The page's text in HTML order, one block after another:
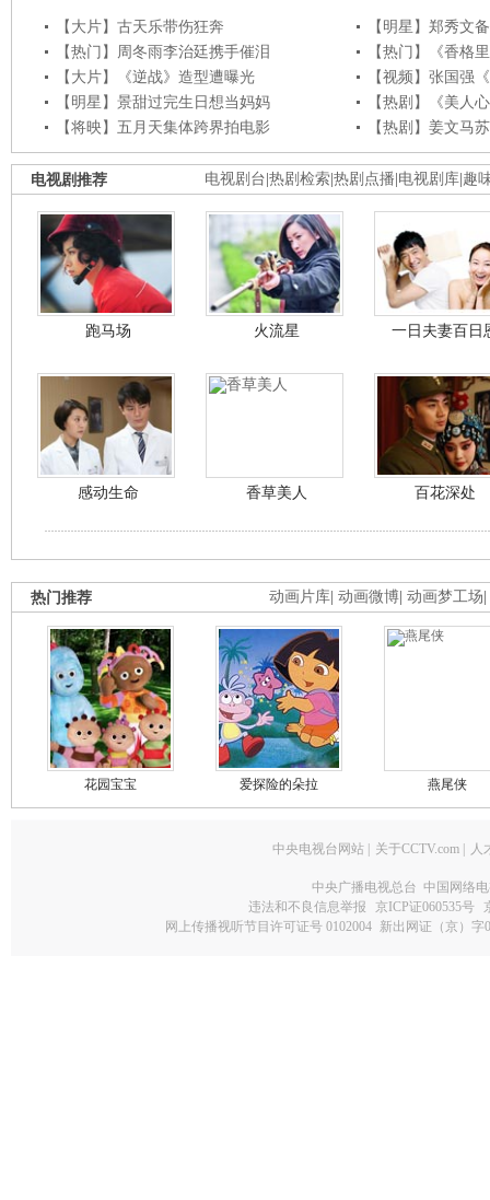
【大片】古天乐带伤狂奔
【明星】郑秀文
【热门】周冬雨李治廷携手催泪
【热门】《香格
【大片】《逆战》造型遭曝光
【视频】张国强
【明星】景甜过完生日想当妈妈
【热剧】《美人
【将映】五月天集体跨界拍电影
【热剧】姜文马
电视剧台 热剧检索 热剧点播 电视剧库 趣
电视剧推荐
跑马场 火流星 一日夫妻百日
感动生命 香草美人 百花深处
动画片库 动画微博 动画梦工场
热门推荐
花园宝宝 爱探险的朵拉 燕尾侠
中央电视台网站 关于CCTV.com 人
中央广播电视总台 中国网络
违法和不良信息举报
京ICP证060535号
网上传播视听节目许可证号 0102004 新出网证（京）